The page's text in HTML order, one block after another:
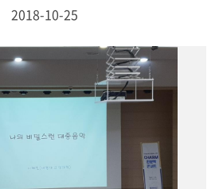
2018-10-25